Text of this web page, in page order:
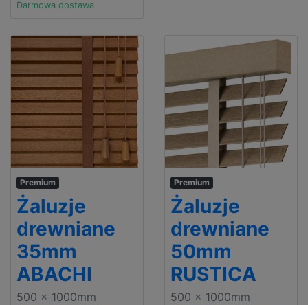
Darmowa dostawa
Premium
Żaluzje
drewniane
35mm
ABACHI
500 x 1000mm
Premium
Żaluzje
drewniane
50mm
RUSTICA
500 x 1000mm